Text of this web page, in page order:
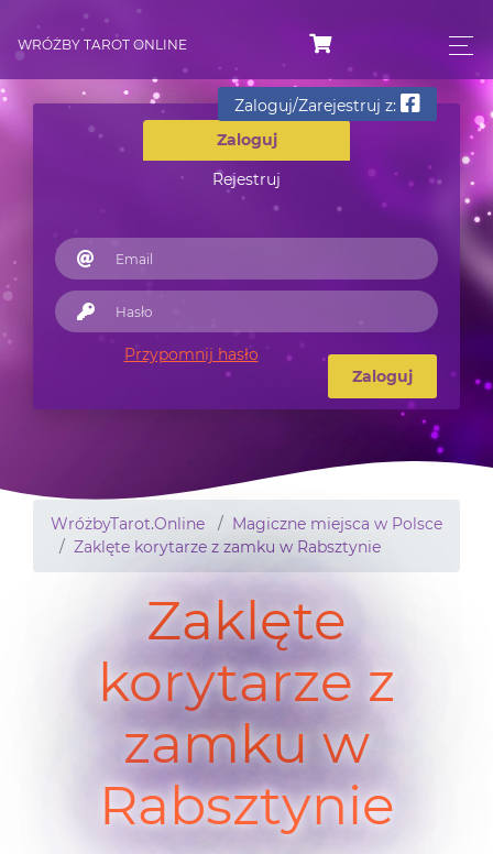
WRÓŻBY TAROT ONLINE
Zaloguj
Rejestruj
Zaloguj/Zarejestruj z:
Przypomnij hasło
Zaloguj
WróżbyTarot.Online
Magiczne miejsca w Polsce
Zaklęte korytarze z zamku w Rabsztynie
Zaklęte
korytarze z
zamku w
Rabsztynie